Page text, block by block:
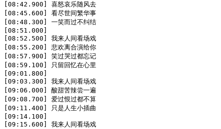
[08:42.900] 喜怒哀乐随风去
[08:45.600] 看尽世间繁华事
[08:48.300] 一笑而过不纠结
[08:51.000]
[08:52.500] 我来人间看场戏
[08:55.200] 悲欢离合演给你
[08:57.900] 笑过哭过都忘记
[08:59.100] 只留回忆在心里
[09:01.800]
[09:03.300] 我来人间看场戏
[09:06.000] 酸甜苦辣尝一遍
[09:08.700] 爱过恨过都不算
[09:11.400] 只是人生小插曲
[09:14.100]
[09:15.600] 我来人间看场戏